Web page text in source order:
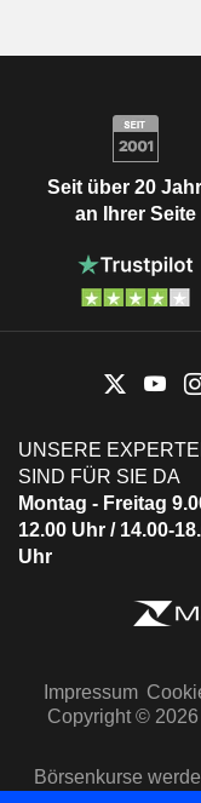
Seit über 20
an Ihrer Seite
UNSERE
SIND FÜR SIE DA
Montag - Freitag
12.00 Uhr / 14.00-
Uhr
Impressum
Copyright ©
Börsenkurse